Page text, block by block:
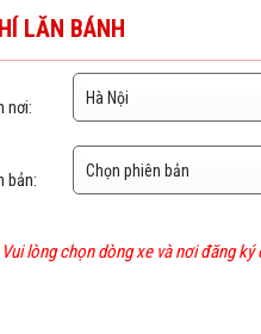
LĂN BÁNH
nơi:
bản:
Vui lòng chọn dòng xe và nơi đăng